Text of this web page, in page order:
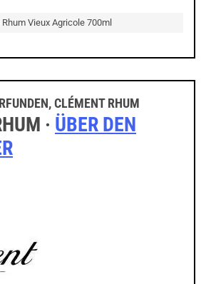
Vieux Agricole 700ml
CLÉMENT RHUM
· ÜBER DEN